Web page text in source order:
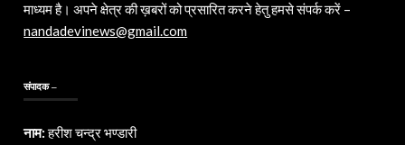
माध्यम है। अपने क्षेत्र की ख़बरों को प्रसारित करने हेतु हमसे संपर्क करें –
nandadevinews@gmail.com
संपादक –
नाम:हरीश चन्द्र भण्डारी